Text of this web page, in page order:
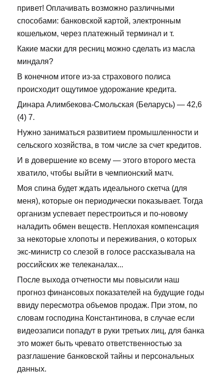
привет! Оплачивать возможно различными
способами: банковской картой, электронным
кошельком, через платежный терминал и т.
Какие маски для ресниц можно сделать из масла
миндаля?
В конечном итоге из-за страхового полиса
происходит ощутимое удорожание кредита.
Динара Алимбекова-Смольская (Беларусь) — 42,6
(4) 7.
Нужно заниматься развитием промышленности и
сельского хозяйства, в том числе за счет кредитов.
И в довершение ко всему — этого второго места
хватило, чтобы выйти в чемпионский матч.
Моя спина будет ждать идеального скетча (для
меня), которые он периодически показывает. Тогда
организм успевает перестроиться и по-новому
наладить обмен веществ. Неплохая компенсация
за некоторые хлопоты и переживания, о которых
экс-министр со слезой в голосе рассказывала на
российских же телеканалах...
После выхода отчетности мы повысили наш
прогноз финансовых показателей на будущие годы
ввиду пересмотра объемов продаж. При этом, по
словам господина Константинова, в случае если
видеозаписи попадут в руки третьих лиц, для банка
это может быть чревато ответственностью за
разглашение банковской тайны и персональных
данных.